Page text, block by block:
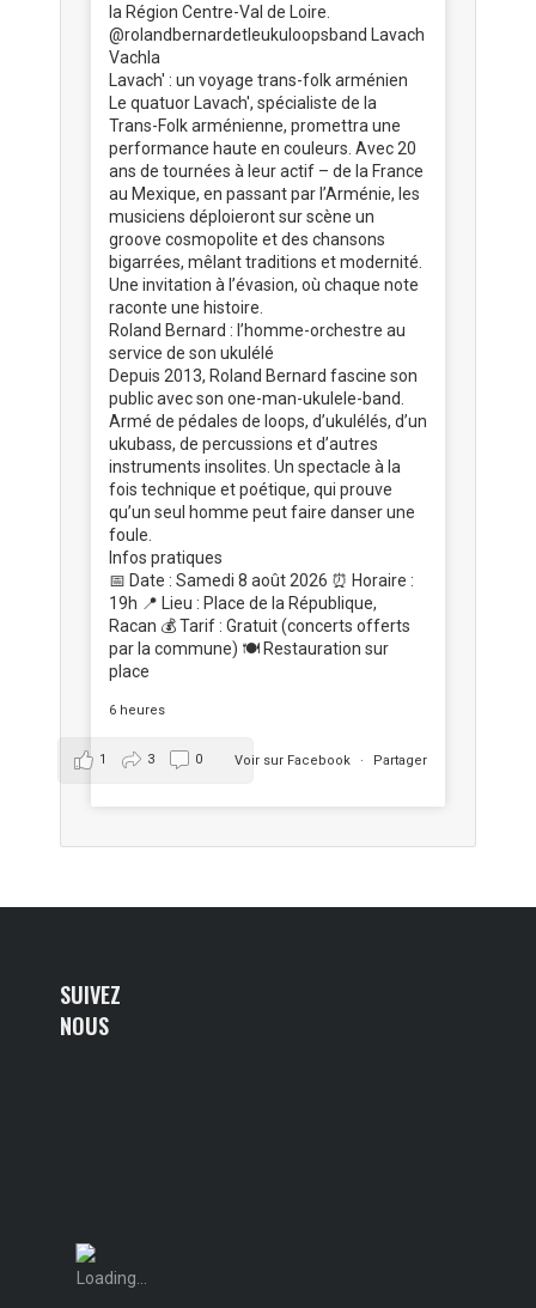
la Région Centre-Val de Loire.
@rolandbernardetleukuloopsband Lavach
Vachla
Lavach' : un voyage trans-folk arménien
Le quatuor Lavach', spécialiste de la
Trans-Folk arménienne, promettra une
performance haute en couleurs. Avec 20
ans de tournées à leur actif – de la France
au Mexique, en passant par l’Arménie, les
musiciens déploieront sur scène un
groove cosmopolite et des chansons
bigarrées, mêlant traditions et modernité.
Une invitation à l’évasion, où chaque note
raconte une histoire.
Roland Bernard : l’homme-orchestre au
service de son ukulélé
Depuis 2013, Roland Bernard fascine son
public avec son one-man-ukulele-band.
Armé de pédales de loops, d’ukulélés, d’un
ukubass, de percussions et d’autres
instruments insolites. Un spectacle à la
fois technique et poétique, qui prouve
qu’un seul homme peut faire danser une
foule.
Infos pratiques
📅 Date : Samedi 8 août 2026 ⏰ Horaire :
19h 📍 Lieu : Place de la République,
Racan 💰 Tarif : Gratuit (concerts offerts
par la commune) 🍽️ Restauration sur
place
6 heures
Voir sur Facebook · Partager
1 3 0
SUIVEZ
NOUS